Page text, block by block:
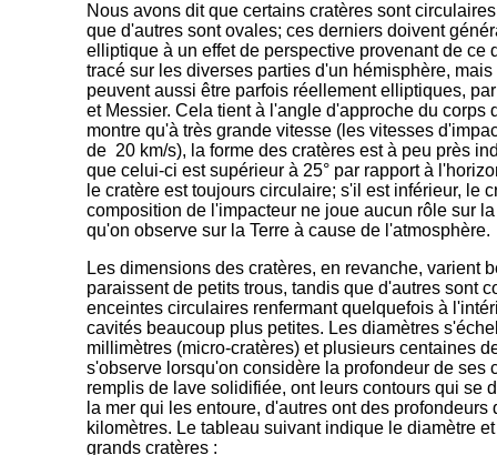
Nous avons dit que certains cratères sont
que d'autres sont ovales; ces derniers doivent
elliptique à un effet de perspective provenant de ce
tracé sur les diverses parties d'un hémisphère,
peuvent aussi être parfois réellement elliptiques,
et Messier. Cela tient à l'angle d'approche du corps
montre qu'à très grande vitesse (les vitesses
de 20 km/s), la forme des cratères est à peu près
que celui-ci estsupérieur à 25° par rapport à
le cratère est toujours circulaire; s'il est inférieur, le
composition de l'impacteur ne joue aucun rôle sur
qu'on observe sur la Terre à cause de l'atmosphère.
Les dimensions des cratères, en revanche, varient
paraissent de petits trous, tandis que d'autres sont
enceintes circulaires renfermant quelquefois à
cavités beaucoup plus petites. Les diamètres
millimètres (micro-cratères) et plusieurs centaines
s'observe lorsqu'on considère la profondeur de ses
remplis de lave solidifiée, ont leurs contours qui se
la mer qui les entoure, d'autres ont des
kilomètres. Le tableau suivant indique le diamètre
grands cratères :